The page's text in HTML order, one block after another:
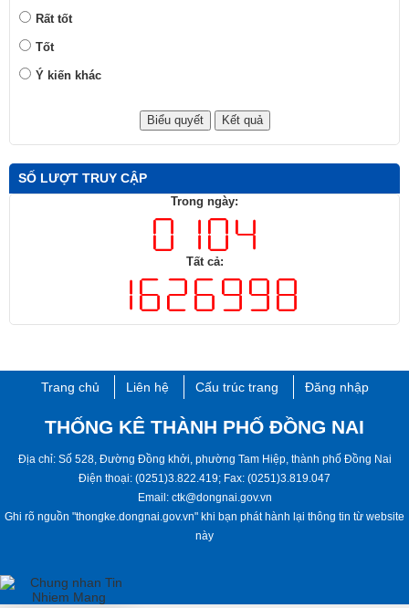
Rất tốt
Tốt
Ý kiến khác
SỐ LƯỢT TRUY CẬP
Trong ngày:
Tất cả:
Trang chủ Liên hệ Cấu trúc trang Đăng nhập
THỐNG KÊ THÀNH PHỐ ĐỒNG NAI
Địa chỉ: Số 528, Đường Đồng khởi, phường Tam Hiệp, ​thành phố ​Đồng Nai
Điện thoại: (0251)3.822.419; Fax: (0251)3.819.047
Email: ctk@dongnai.gov.vn
Ghi rõ nguồn "thongke.dongnai.gov.vn" khi bạn phát hành lại thông tin từ website
này​